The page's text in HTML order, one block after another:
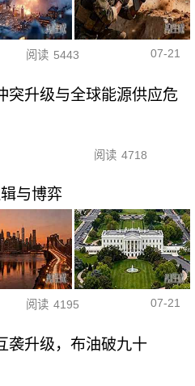
阅读 5443 07-21
突升级与全球能源供应危
阅读 4718
与博弈
阅读 4195 07-21
袭升级，布油破九十